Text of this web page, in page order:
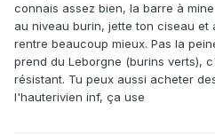
connais assez bien, la barre à
au niveau burin, jette ton ciseau
rentre beaucoup mieux. Pas la
prend du Leborgne (burins verts),
résistant. Tu peux aussi acheter
l'hauterivien inf, ça use